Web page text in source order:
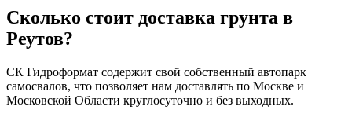
Сколько стоит доставка грунта в
Реутов?
СК Гидроформат содержит свой собственный автопарк
самосвалов, что позволяет нам доставлять по Москве и
Московской Области круглосуточно и без выходных.